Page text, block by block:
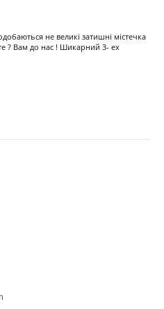
не великі затишні містечка
? Вам до нас ! Шикарний 3- ех